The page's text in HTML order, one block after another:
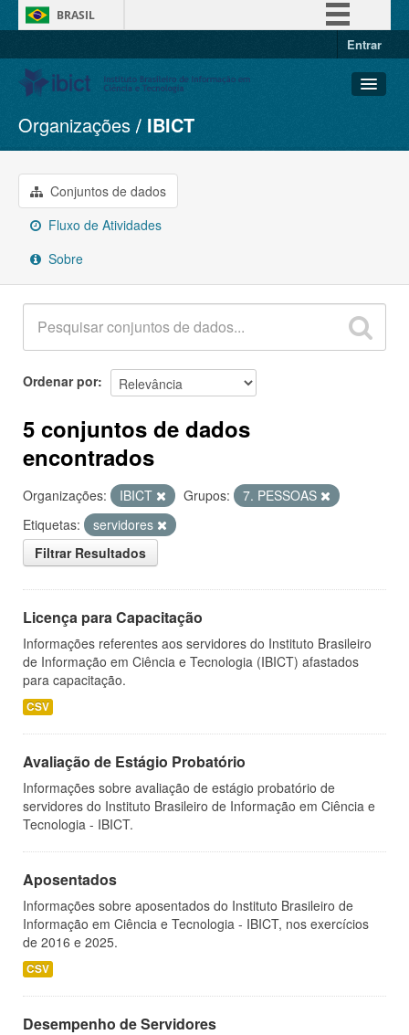
BRASIL
Entrar
Conjuntos de dados
Organizações
Grupos
Sobre
Organizações IBICT
Conjuntos de dados
Fluxo de Atividades
Sobre
Ordenar por
5 conjuntos de dados
encontrados
Organizações: IBICT Grupos:
7. PESSOAS
Etiquetas:
servidores
Filtrar Resultados
Licença para Capacitação
Informações referentes aos servidores do Instituto Brasileiro
de Informação em Ciência e Tecnologia (IBICT) afastados
para capacitação.
CSV
Avaliação de Estágio Probatório
Informações sobre avaliação de estágio probatório de
servidores do Instituto Brasileiro de Informação em Ciência e
Tecnologia - IBICT.
Aposentados
Informações sobre aposentados do Instituto Brasileiro de
Informação em Ciência e Tecnologia - IBICT, nos exercícios
de 2016 e 2025.
CSV
Desempenho de Servidores